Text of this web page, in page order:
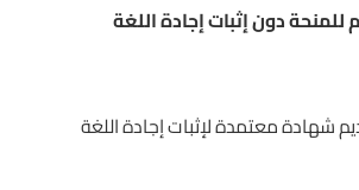
دون إثبات إجادة اللغة
شهادة معتمدة لإثبات إجادة اللغة